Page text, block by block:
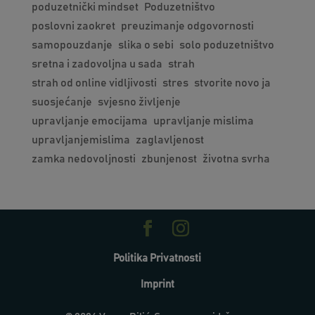
poduzetnički mindset
Poduzetništvo
poslovni zaokret
preuzimanje odgovornosti
samopouzdanje
slika o sebi
solo poduzetništvo
sretna i zadovoljna u sada
strah
strah od online vidljivosti
stres stvorite novo ja
suosjećanje
svjesno življenje
upravljanje emocijama
upravljanje mislima
upravljanjemislima
zaglavljenost
zamka nedovoljnosti
zbunjenost životna svrha
Politika Privatnosti
Imprint